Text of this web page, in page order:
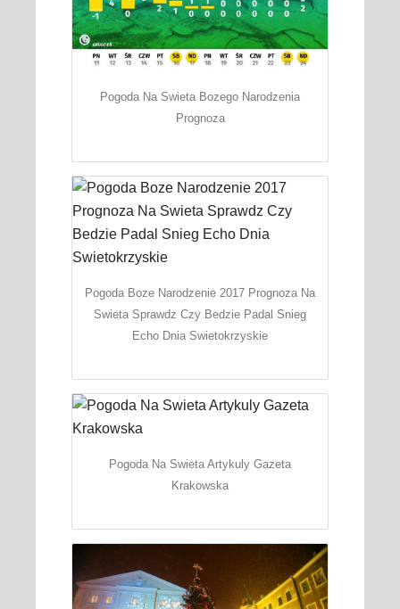
Pogoda Na Swieta Bozego Narodzenia
Prognoza
Pogoda Boze Narodzenie 2017 Prognoza Na
Swieta Sprawdz Czy Bedzie Padal Snieg
Echo Dnia Swietokrzyskie
Pogoda Na Swieta Artykuly Gazeta
Krakowska